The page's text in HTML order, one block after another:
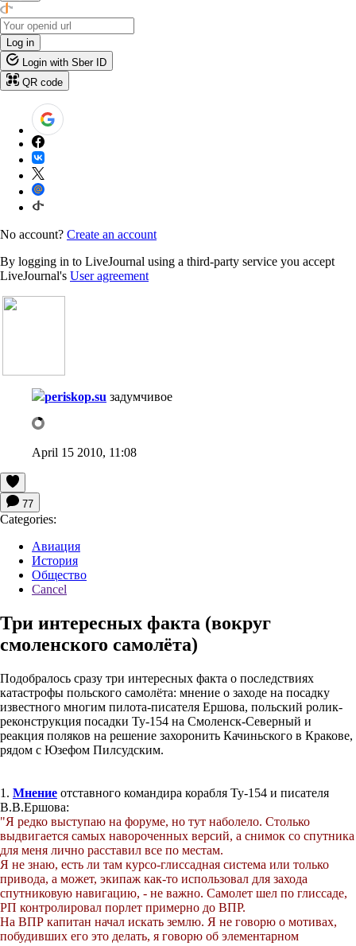
Log in
Login with Sber ID
QR code
No account? Create an account
By logging in to LiveJournal using a third-party service you accept
LiveJournal's User agreement
periskop.su задумчивое
April 15 2010, 11:08
77
Categories:
Авиация
История
Общество
Cancel
Три интересных факта (вокруг
смоленского самолёта)
Подобралось сразу три интересных факта о последствиях
катастрофы польского самолёта: мнение о заходе на посадку
известного многим пилота-писателя Ершова, польский ролик-
реконструкция посадки Ту-154 на Смоленск-Северный и
реакция поляков на решение захоронить Качиньского в Кракове,
рядом с Юзефом Пилсудским.
1. Мнение отставного командира корабля Ту-154 и писателя
В.В.Ершова:
"Я редко выступаю на форуме, но тут наболело. Столько
выдвигается самых навороченных версий, а снимок со спутника
для меня лично расставил все по местам.
Я не знаю, есть ли там курсо-глиссадная система или только
привода, а может, экипаж как-то использовал для захода
спутниковую навигацию, - не важно. Самолет шел по глиссаде,
РП контролировал порлет примерно до ВПР.
На ВПР капитан начал искать землю. Я не говорю о мотивах,
побудивших его это делать, я говорю об элементарном